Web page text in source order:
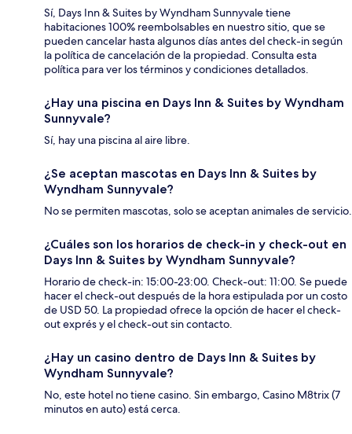
Sí, Days Inn & Suites by Wyndham Sunnyvale tiene
habitaciones 100% reembolsables en nuestro sitio, que se
pueden cancelar hasta algunos días antes del check-in según
la política de cancelación de la propiedad. Consulta esta
política para ver los términos y condiciones detallados.
¿Hay una piscina en Days Inn & Suites by Wyndham
Sunnyvale?
Sí, hay una piscina al aire libre.
¿Se aceptan mascotas en Days Inn & Suites by
Wyndham Sunnyvale?
No se permiten mascotas, solo se aceptan animales de servicio.
¿Cuáles son los horarios de check-in y check-out en
Days Inn & Suites by Wyndham Sunnyvale?
Horario de check-in: 15:00-23:00. Check-out: 11:00. Se puede
hacer el check-out después de la hora estipulada por un costo
de USD 50. La propiedad ofrece la opción de hacer el check-
out exprés y el check-out sin contacto.
¿Hay un casino dentro de Days Inn & Suites by
Wyndham Sunnyvale?
No, este hotel no tiene casino. Sin embargo, Casino M8trix (7
minutos en auto) está cerca.